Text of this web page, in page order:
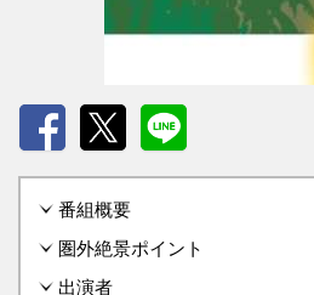
番組概要
圏外絶景ポイント
出演者